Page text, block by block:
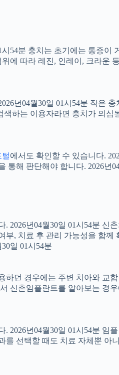
54분 충치는 초기에는 통증
에 따라 레진, 인레이, 크라운
년04월30일 01시54분 작은
하는 이용자라면 충치가 의
에서도 확인할 수 있습니다.
해 판단해야 합니다. 2026년
년04월30일 01시54분 신
, 치료 후 관리 가능성을 함
일 01시54분
던 경우에는 주변 치아와 교
신촌임플란트를 알아보는 경
2026년04월30일 01시54분
선택할 때도 치료 자체뿐